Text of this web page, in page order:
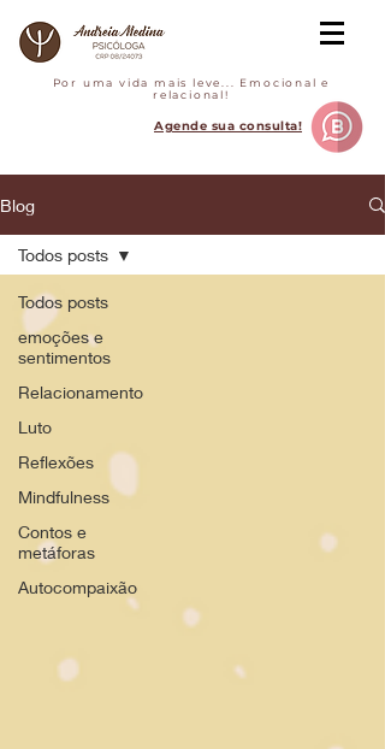
Por uma vida mais leve... Emocional e
relacional!
Agende sua consulta!
Blog
Todos posts
emoções e
sentimentos
Relacionamento
Luto
Reflexões
Mindfulness
Contos e
metáforas
Autocompaixão
Todos posts